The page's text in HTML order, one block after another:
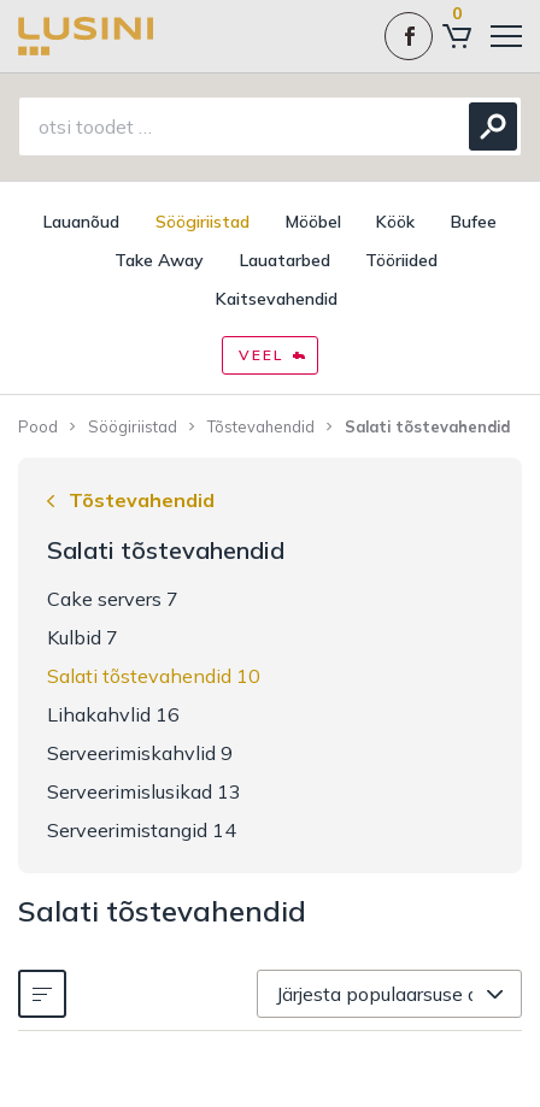
0
Lauanõud Söögiriistad Mööbel Köök
Bufee
Take Away
Lauatarbed
Tööriided
Kaitsevahendid
VEEL
Pood Söögiriistad Tõstevahendid Salati tõstevahendid
Tõstevahendid
Salati tõstevahendid
Cake servers 7
Kulbid 7
Salati tõstevahendid 10
Lihakahvlid 16
Serveerimiskahvlid 9
Serveerimislusikad 13
Serveerimistangid 14
Salati tõstevahendid